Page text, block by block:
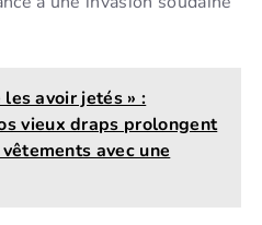
avoir jetés » :
vieux draps prolongent
avec une